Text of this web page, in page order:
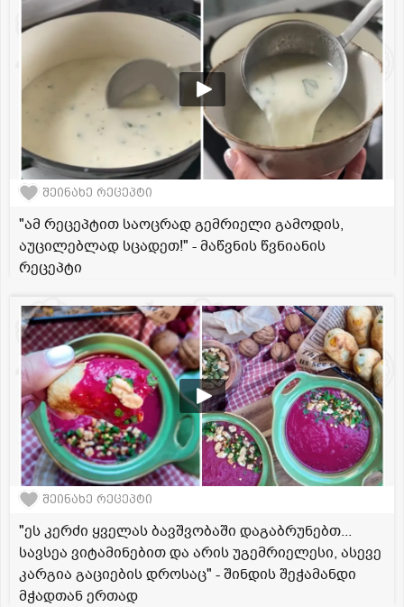
შეინახე რეცეპტი
"ამ რეცეპტით საოცრად გემრიელი გამოდის,
აუცილებლად სცადეთ!" - მაწვნის წვნიანის
რეცეპტი
შეინახე რეცეპტი
"ეს კერძი ყველას ბავშვობაში დაგაბრუნებთ...
სავსეა ვიტამინებით და არის უგემრიელესი, ასევე
კარგია გაციების დროსაც" - შინდის შეჭამანდი
მჭადთან ერთად